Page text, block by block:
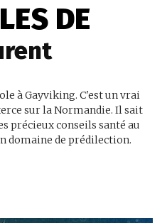
DE
à Gayviking. C'est un vrai
sur la Normandie. Il sait
précieux conseils santé au
domaine de prédilection.